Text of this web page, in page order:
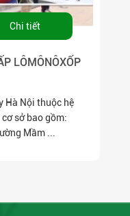
Chi tiết
LÔMÔNÔXỐP
Hà Nội thuộc hệ
sở bao gồm:
Mầm ...